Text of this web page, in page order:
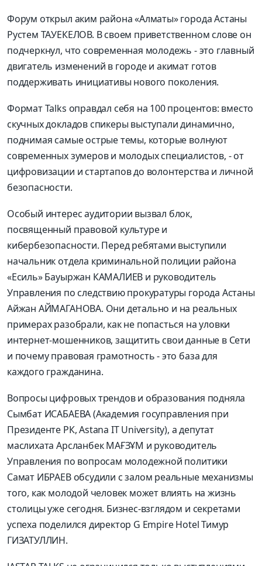
Форум открыл аким района «Алматы» города Астаны
Рустем ТАУЕКЕЛОВ. В своем приветственном слове он
подчеркнул, что современная молодежь - это главный
двигатель изменений в городе и акимат готов
поддерживать инициативы нового поколения.
Формат Talks оправдал себя на 100 процентов: вместо
скучных докладов спикеры выступали динамично,
поднимая самые острые темы, которые волнуют
современных зумеров и молодых специалистов, - от
цифровизации и стартапов до волонтерства и личной
безопасности.
Особый интерес аудитории вызвал блок,
посвященный правовой культуре и
кибербезопасности. Перед ребятами выступили
начальник отдела криминальной полиции района
«Есиль» Бауыржан КАМАЛИЕВ и руководитель
Управления по следствию прокуратуры города Астаны
Айжан АЙМАГАНОВА. Они детально и на реальных
примерах разобрали, как не попасться на уловки
интернет-мошенников, защитить свои данные в Сети
и почему правовая грамотность - это база для
каждого гражданина.
Вопросы цифровых трендов и образования подняла
Сымбат ИСАБАЕВА (Академия госуправления при
Президенте РК, Astana IT University), а депутат
маслихата Арсланбек МАҒЗҰМ и руководитель
Управления по вопросам молодежной политики
Самат ИБРАЕВ обсудили с залом реальные механизмы
того, как молодой человек может влиять на жизнь
столицы уже сегодня. Бизнес-взглядом и секретами
успеха поделился директор G Empire Hotel Тимур
ГИЗАТУЛЛИН.